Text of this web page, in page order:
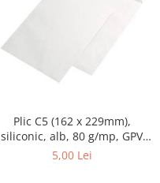
Plic C5 (162 x 229mm),
siliconic, alb, 80 g/mp, GPV
10/set
5,00 Lei